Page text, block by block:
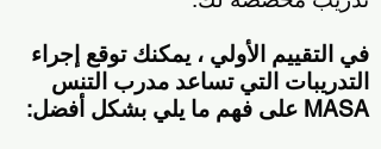
في التقييم الأولي ، يمكنك توقع إجراء
التدريبات التي تساعد مدرب التنس
MASA على فهم ما يلي بشكل أفضل: